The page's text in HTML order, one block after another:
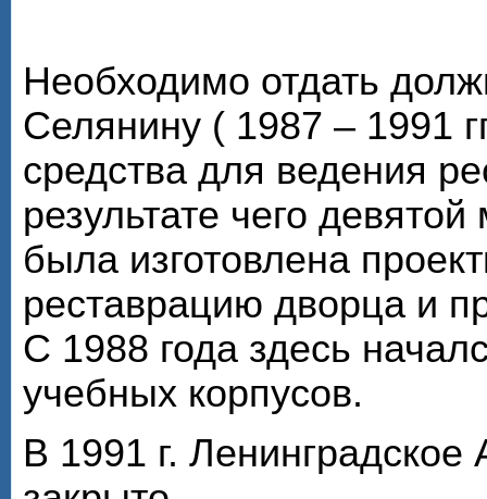
Необходимо отдать
Селянину ( 1987 – 1991
средства для ведения
результате чего
была изготовлена
реставрацию дворца и
С 1988 года здесь
учебных корпусов.
В 1991 г.